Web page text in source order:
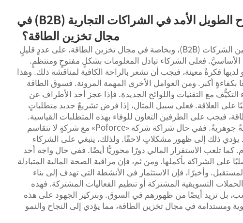
ما العوامل التي تُحقِّق النجاح الطويل الأمد في الشراكات التجارية (B2B) في
مجال تخزين الطاقة؟
يعتمد النجاح الطويل الأمد في الشراكات بين الشركات (B2B)، وبخاصة في مجال تخزين الطاقة، على عددٍ قليلٍ
الأساسيَّ. فعلى الشركاء تبادل المعلومات بشكلٍ مفتوحٍ ومنتظمٍ.
فكرةٌ معينة، فيجب أن تشعر بالراحة الكافية لمناقشة ذلك. وهذا
بكفاءةٍ أكبر. ومن العوامل الأخرى المهمة المرونة. فسوق الطاقة
التكيُّف مع التقنيات واللوائح الجديدة. فإذا عجز أحد الأطراف عن
على العلاقة. فعلى سبيل المثال، إذا فرض تشريعٌ جديد متطلباتٍ
فيجب على الطرفين التعاون للوفاء بهذه المتطلبات القياسية.
كما أن توافق الأهداف والقيم يكتسب أهميةً جوهريةً. ففي حال شراكة شركة «Poforce» مع شركةٍ لا تتقاسم
يؤدي ذلك إلى ظهور مشكلاتٍ لاحقًا. ولذلك، ينبغي على الشركاء
كما تلعب الاستقرار المالي دورًا محوريًّا أيضًا. ففي حال واجه أحد
على الشراكة بأكملها. ومن ثم، فإن مراقبة الصحة المالية المتبادلة
وأخيرًا، فإن الاستثمار في الأنشطة التي تهدف إلى بناء
التسويقية المشتركة أو تنظيم الفعاليات المشتركة. فهذه
بل تزيد أيضًا من ظهورهم في السوق. وبتركيز الجهود على هذه
ومستدامة في مجال تخزين الطاقة، مما يؤدي إلى النجاح والنمو